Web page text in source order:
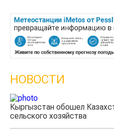
НОВОСТИ
Кыргызстан обошел
сельского хозяйства